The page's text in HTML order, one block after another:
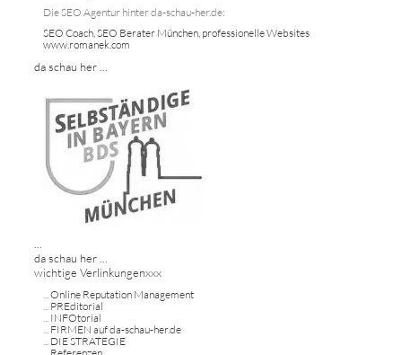
Die SEO Agentur hinter da-schau-her.de:
SEO Coach, SEO Berater München, professionelle Websites
www.romanek.com
da schau her ...
...
da schau her ...
wichtige Verlinkungenxxx
...Online Reputation Management
... PREditorial
... INFOtorial
... FIRMEN auf da-schau-her.de
... DIE STRATEGIE